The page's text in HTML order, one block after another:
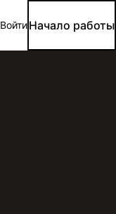
ВойтиНачало работы